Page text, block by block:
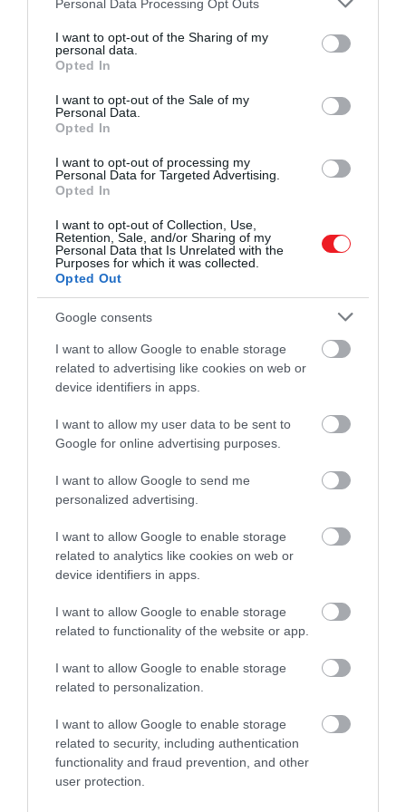
not limited to your visit or usage behaviour. You may click to
grant or deny consent to Google and its third-party tags to
use your data for below specified purposes in below Google
consent section.
Personal Data Processing Opt Outs
I want to opt-out of the Sharing of my
personal data.
Opted In
I want to opt-out of the Sale of my
Personal Data.
Opted In
I want to opt-out of processing my
Personal Data for Targeted Advertising.
Opted In
I want to opt-out of Collection, Use,
Retention, Sale, and/or Sharing of my
Personal Data that Is Unrelated with the
Purposes for which it was collected.
Opted Out
Google consents
I want to allow Google to enable storage
related to advertising like cookies on web or
device identifiers in apps.
I want to allow my user data to be sent to
Google for online advertising purposes.
I want to allow Google to send me
personalized advertising.
I want to allow Google to enable storage
related to analytics like cookies on web or
device identifiers in apps.
I want to allow Google to enable storage
related to functionality of the website or app.
I want to allow Google to enable storage
related to personalization.
I want to allow Google to enable storage
related to security, including authentication
functionality and fraud prevention, and other
user protection.
Ezt is olvasd el!
világ jelenlegi legokosabb robotja – videó!
Sokáig gondolkodtunk rajta,
hogy milyen személy lenne
megfelelő: legyen egy pap,
teológus?Végül arra
megoldás az, ha Jézust
mesterséges intelligencia
által.